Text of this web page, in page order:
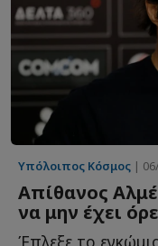
Υπόλοιπος Κόσμος |
Απίθανος
να μην έχει
Έπλεξε το